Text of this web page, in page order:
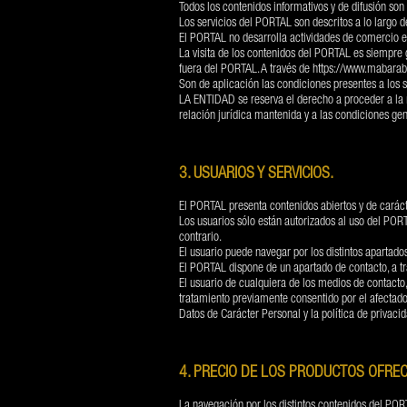
Todos los contenidos informativos y de difusión
Los servicios del PORTAL son descritos a lo largo
El PORTAL no desarrolla actividades de comercio
La visita de los contenidos del PORTAL es
fuera del PORTAL. A través de https://
Son de aplicación las condiciones presentes a
LA ENTIDAD se reserva el derecho a proceder a
relación jurídica mantenida y a las condiciones
3. USUARIOS Y SERVICIOS.
El PORTAL presenta contenidos abiertos y de
Los usuarios sólo están autorizados al uso del
contrario.
El usuario puede navegar por los distintos
El PORTAL dispone de un apartado de contacto,
El usuario de cualquiera de los medios de
tratamiento previamente consentido por el
Datos de Carácter Personal y la política de
4. PRECIO DE LOS PRODUCTOS